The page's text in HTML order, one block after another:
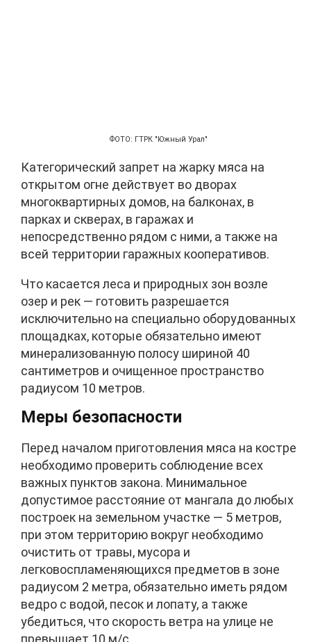
ФОТО: ГТРК "Южный Урал"
Категорический запрет на жарку мяса на
открытом огне действует во дворах
многоквартирных домов, на балконах, в
парках и скверах, в гаражах и
непосредственно рядом с ними, а также на
всей территории гаражных кооперативов.
Что касается леса и природных зон возле
озер и рек — готовить разрешается
исключительно на специально оборудованных
площадках, которые обязательно имеют
минерализованную полосу шириной 40
сантиметров и очищенное пространство
радиусом 10 метров.
Меры безопасности
Перед началом приготовления мяса на костре
необходимо проверить соблюдение всех
важных пунктов закона. Минимальное
допустимое расстояние от мангала до любых
построек на земельном участке — 5 метров,
при этом территорию вокруг необходимо
очистить от травы, мусора и
легковоспламеняющихся предметов в зоне
радиусом 2 метра, обязательно иметь рядом
ведро с водой, песок и лопату, а также
убедиться, что скорость ветра на улице не
превышает 10 м/с.